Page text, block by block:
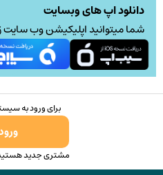
دانلود اپ های وبسایت
شما میتوانید اپلیکیشن وب سایت
برای ورود به
مشتری جدید